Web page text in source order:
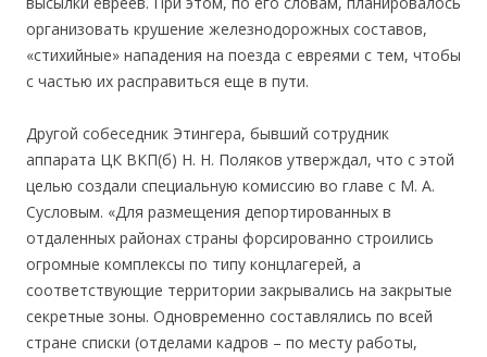
организовать крушение железнодорожных составов,
«стихийные» нападения на поезда с евреями с тем, чтобы
с частью их расправиться еще в пути.
Другой собеседник Этингера, бывший сотрудник
аппарата ЦК ВКП(б) Н. Н. Поляков утверждал, что с этой
целью создали специальную комиссию во главе с М. А.
Сусловым. «Для размещения депортированных в
отдаленных районах страны форсированно строились
огромные комплексы по типу концлагерей, а
соответствующие территории закрывались на закрытые
секретные зоны. Одновременно составлялись по всей
стране списки (отделами кадров – по месту работы,